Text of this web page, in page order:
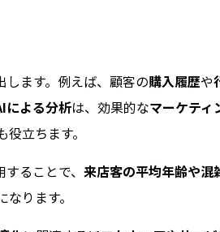
します。例えば、顧客の購入履歴や
による分析は、効果的なマーケティ
立ちます。
することで、 来店客の平均年齢や混
なります。